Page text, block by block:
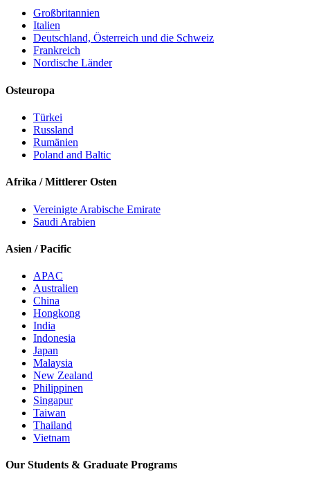
Großbritannien
Italien
Deutschland, Österreich und die Schweiz
Frankreich
Nordische Länder
Osteuropa
Türkei
Russland
Rumänien
Poland and Baltic
Afrika / Mittlerer Osten
Vereinigte Arabische Emirate
Saudi Arabien
Asien / Pacific
APAC
Australien
China
Hongkong
India
Indonesia
Japan
Malaysia
New Zealand
Philippinen
Singapur
Taiwan
Thailand
Vietnam
Our Students & Graduate Programs